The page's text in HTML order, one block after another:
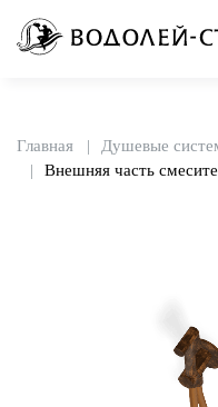
Главная Душевые
Внешняя часть